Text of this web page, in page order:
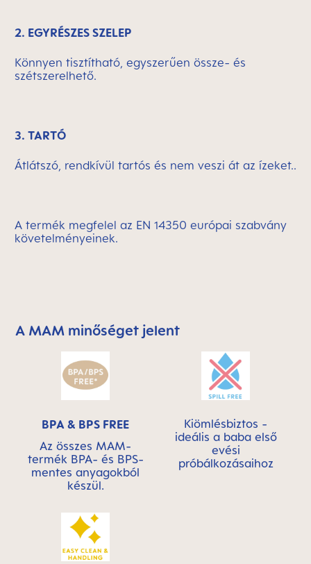
2. EGYRÉSZES SZELEP
Könnyen tisztítható, egyszerűen össze- és
szétszerelhető.
3. TARTÓ
Átlátszó, rendkívül tartós és nem veszi át az ízeket..
A termék megfelel az EN 14350 európai szabvány
követelményeinek.
Skip MAM Means Quality Icon Bar
A MAM minőséget jelent
BPA & BPS FREE
Az összes MAM-
termék BPA- és BPS-
mentes anyagokból
készül.
Kiömlésbiztos -
ideális a baba első
evési
próbálkozásaihoz